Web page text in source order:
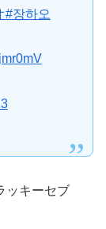
#장하오
ッキーセブ